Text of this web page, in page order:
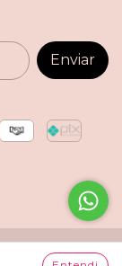
- 2026. Todos